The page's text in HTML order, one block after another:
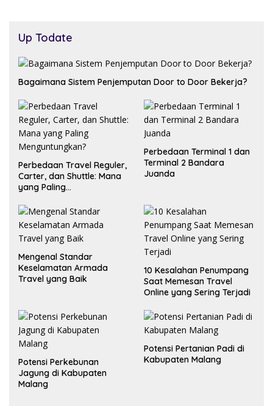
Up Todate
Bagaimana Sistem Penjemputan Door to Door Bekerja?
Perbedaan Travel Reguler,
Carter, dan Shuttle: Mana
yang Paling
Perbedaan Terminal 1 dan
Terminal 2 Bandara
Juanda
Mengenal Standar
Keselamatan Armada
Travel yang Baik
10 Kesalahan Penumpang
Saat Memesan Travel
Online yang Sering Terjadi
Potensi Perkebunan
Jagung di Kabupaten
Malang
Potensi Pertanian Padi di
Kabupaten Malang